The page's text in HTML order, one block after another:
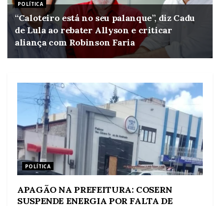
POLÍTICA
“Caloteiro está no seu palanque”, diz Cadu
de Lula ao rebater Allyson e criticar
aliança com Robinson Faria
POLÍTICA
APAGÃO NA PREFEITURA: COSERN
SUSPENDE ENERGIA POR FALTA DE